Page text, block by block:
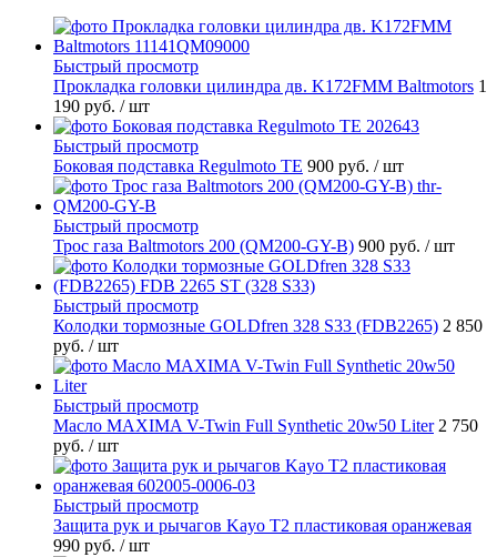
Быстрый просмотр
Прокладка головки цилиндра дв. K172FMM Baltmotors 1
190 руб. / шт
Быстрый просмотр
Боковая подставка Regulmoto TE 900 руб. / шт
Быстрый просмотр
Трос газа Baltmotors 200 (QM200-GY-B) 900 руб. / шт
Быстрый просмотр
Колодки тормозные GOLDfren 328 S33 (FDB2265) 2 850
руб. / шт
Быстрый просмотр
Масло MAXIMA V-Twin Full Synthetic 20w50 Liter 2 750
руб. / шт
Быстрый просмотр
Защита рук и рычагов Kayo T2 пластиковая оранжевая
990 руб. / шт